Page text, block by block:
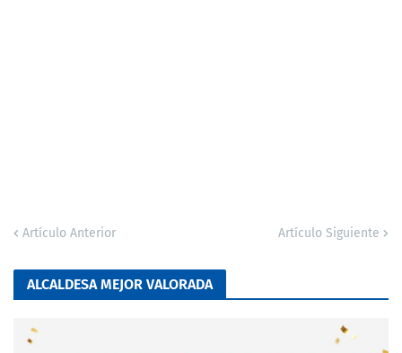
Artículo Anterior Artículo Siguiente
ALCALDESA MEJOR VALORADA